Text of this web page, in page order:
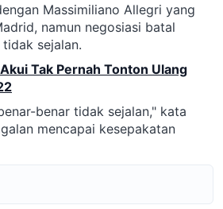
Massimiliano Allegri yang
namun negosiasi batal
sejalan.
Tak Pernah Tonton Ulang
benar tidak sejalan," kata
mencapai kesepakatan